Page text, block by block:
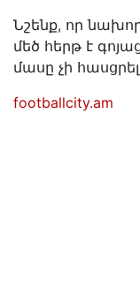
Նշենք, որ
մեծ հերթ է
մասը չի
footballcity.am